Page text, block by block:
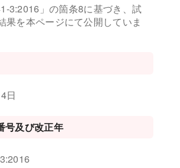
3:2016」の箇条8に基づき、試
果を本ページにて公開していま
日
号及び改正年